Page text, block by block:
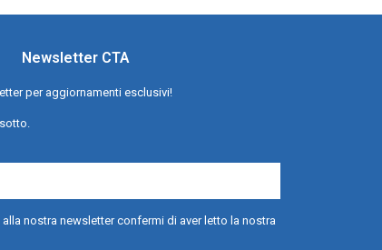
Newsletter CTA
per aggiornamenti esclusivi!
nostra newsletter confermi di aver letto la nostra